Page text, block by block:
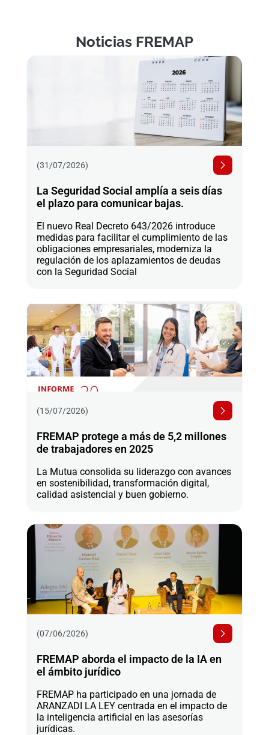
Noticias FREMAP
(31/07/2026)
La Seguridad Social amplía a seis días
el plazo para comunicar bajas.
El nuevo Real Decreto 643/2026 introduce
medidas para facilitar el cumplimiento de las
obligaciones empresariales, moderniza la
regulación de los aplazamientos de deudas
con la Seguridad Social
(15/07/2026)
FREMAP protege a más de 5,2 millones
de trabajadores en 2025
La Mutua consolida su liderazgo con avances
en sostenibilidad, transformación digital,
calidad asistencial y buen gobierno.
(07/06/2026)
FREMAP aborda el impacto de la IA en
el ámbito jurídico
FREMAP ha participado en una jornada de
ARANZADI LA LEY centrada en el impacto de
la inteligencia artificial en las asesorías
jurídicas.